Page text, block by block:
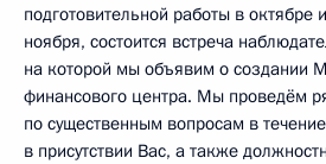
подготовительной работы в октябре
ноября, состоится встреча
на которой мы объявим о создании
финансового центра. Мы проведём
по существенным вопросам в
в присутствии Вас, а также